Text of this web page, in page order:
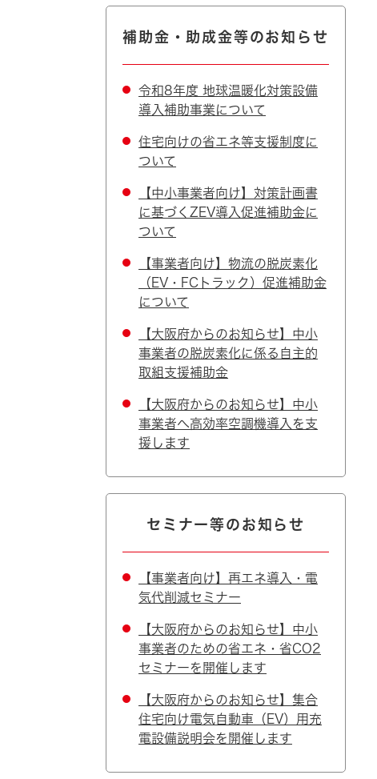
補助金・助成金等のお知らせ
令和8年度 地球温暖化対策設備
導入補助事業について
住宅向けの省エネ等支援制度に
ついて
【中小事業者向け】対策計画書
に基づくZEV導入促進補助金に
ついて
【事業者向け】物流の脱炭素化
（EV・FCトラック）促進補助金
について
【大阪府からのお知らせ】中小
事業者の脱炭素化に係る自主的
取組支援補助金
【大阪府からのお知らせ】中小
事業者へ高効率空調機導入を支
援します
セミナー等のお知らせ
【事業者向け】再エネ導入・電
気代削減セミナー
【大阪府からのお知らせ】中小
事業者のための省エネ・省CO2
セミナーを開催します
【大阪府からのお知らせ】集合
住宅向け電気自動車（EV）用充
電設備説明会を開催します